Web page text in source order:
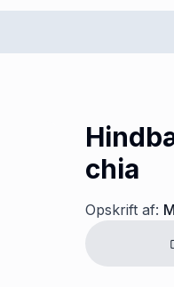
chia
Opskrift af: